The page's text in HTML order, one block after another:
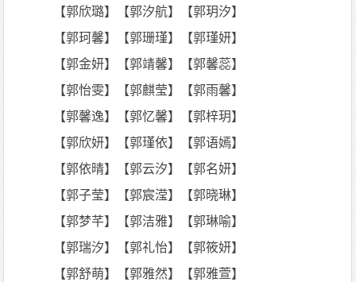
【郭欣璐】【郭汐航】【郭玥汐】
【郭珂馨】【郭珊瑾】【郭瑾妍】
【郭金妍】【郭靖馨】【郭馨蕊】
【郭怡雯】【郭麒莹】【郭雨馨】
【郭馨逸】【郭忆馨】【郭梓玥】
【郭欣妍】【郭瑾依】【郭语嫣】
【郭依晴】【郭云汐】【郭名妍】
【郭子莹】【郭宸滢】【郭晓琳】
【郭梦芊】【郭洁雅】【郭琳喻】
【郭瑞汐】【郭礼怡】【郭筱妍】
【郭舒萌】【郭雅然】【郭雅萱】